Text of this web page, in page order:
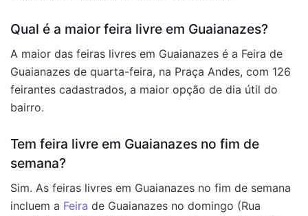
Qual é a maior feira livre em Guaianazes?
A maior das feiras livres em Guaianazes é a Feira de
Guaianazes de quarta-feira, na Praça Andes, com 126
feirantes cadastrados, a maior opção de dia útil do
bairro.
Tem feira livre em Guaianazes no fim de
semana?
Sim. As feiras livres em Guaianazes no fim de semana
incluem a Feira de Guaianazes no domingo (Rua